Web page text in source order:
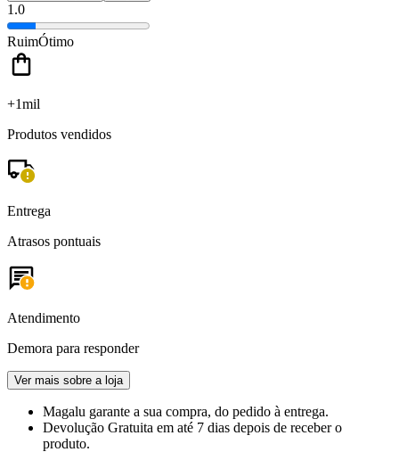
1.0
RuimÓtimo
+1mil
Produtos vendidos
Entrega
Atrasos pontuais
Atendimento
Demora para responder
Ver mais sobre a loja
Magalu garante a sua compra, do pedido à entrega.
Devolução Gratuita em até 7 dias depois de receber o
produto.